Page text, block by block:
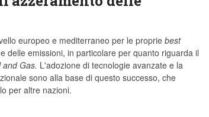
europeo e mediterraneo per le propriebest
delle emissioni, in particolare per quanto riguarda il
and Gas. L'adozione di tecnologie avanzate e la
sono alla base di questo successo, che
per altre nazioni.